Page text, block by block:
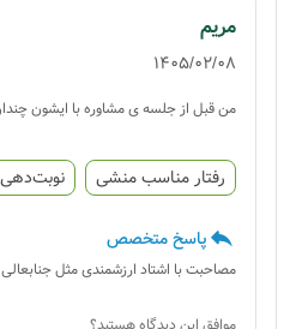
مریم
1405/02/08
من قبل از جلسه ی مشاوره با ایشون
رفتار مناسب منشی
پاسخ متخصص
مصاحبت با اشتاد ارزشمندی مثل